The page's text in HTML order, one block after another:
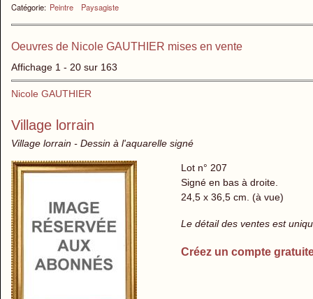
Catégorie: Peintre Paysagiste
Oeuvres de Nicole GAUTHIER mises en vente
Affichage 1 - 20 sur 163
Nicole GAUTHIER
Village lorrain
Village lorrain - Dessin à l'aquarelle signé
Lot n° 207
Signé en bas à droite.
24,5 x 36,5 cm. (à vue)
Le détail des ventes est
Créez un compte